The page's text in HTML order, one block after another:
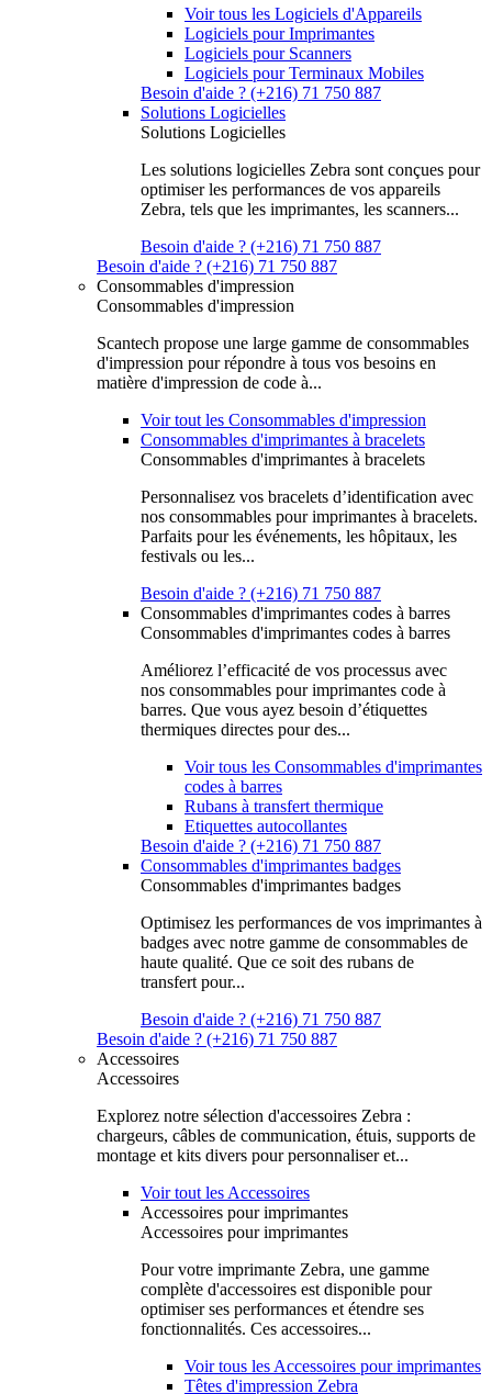
Voir tous les Logiciels d'Appareils
Logiciels pour Imprimantes
Logiciels pour Scanners
Logiciels pour Terminaux Mobiles
Besoin d'aide ? (+216) 71 750 887
Solutions Logicielles
Solutions Logicielles
Les solutions logicielles Zebra sont conçues pour
optimiser les performances de vos appareils
Zebra, tels que les imprimantes, les scanners...
Besoin d'aide ? (+216) 71 750 887
Besoin d'aide ? (+216) 71 750 887
Consommables d'impression
Consommables d'impression
Scantech propose une large gamme de consommables
d'impression pour répondre à tous vos besoins en
matière d'impression de code à...
Voir tout les Consommables d'impression
Consommables d'imprimantes à bracelets
Consommables d'imprimantes à bracelets
Personnalisez vos bracelets d’identification avec
nos consommables pour imprimantes à bracelets.
Parfaits pour les événements, les hôpitaux, les
festivals ou les...
Besoin d'aide ? (+216) 71 750 887
Consommables d'imprimantes codes à barres
Consommables d'imprimantes codes à barres
Améliorez l’efficacité de vos processus avec
nos consommables pour imprimantes code à
barres. Que vous ayez besoin d’étiquettes
thermiques directes pour des...
Voir tous les Consommables d'imprimantes
codes à barres
Rubans à transfert thermique
Etiquettes autocollantes
Besoin d'aide ? (+216) 71 750 887
Consommables d'imprimantes badges
Consommables d'imprimantes badges
Optimisez les performances de vos imprimantes à
badges avec notre gamme de consommables de
haute qualité. Que ce soit des rubans de
transfert pour...
Besoin d'aide ? (+216) 71 750 887
Besoin d'aide ? (+216) 71 750 887
Accessoires
Accessoires
Explorez notre sélection d'accessoires Zebra :
chargeurs, câbles de communication, étuis, supports de
montage et kits divers pour personnaliser et...
Voir tout les Accessoires
Accessoires pour imprimantes
Accessoires pour imprimantes
Pour votre imprimante Zebra, une gamme
complète d'accessoires est disponible pour
optimiser ses performances et étendre ses
fonctionnalités. Ces accessoires...
Voir tous les Accessoires pour imprimantes
Têtes d'impression Zebra